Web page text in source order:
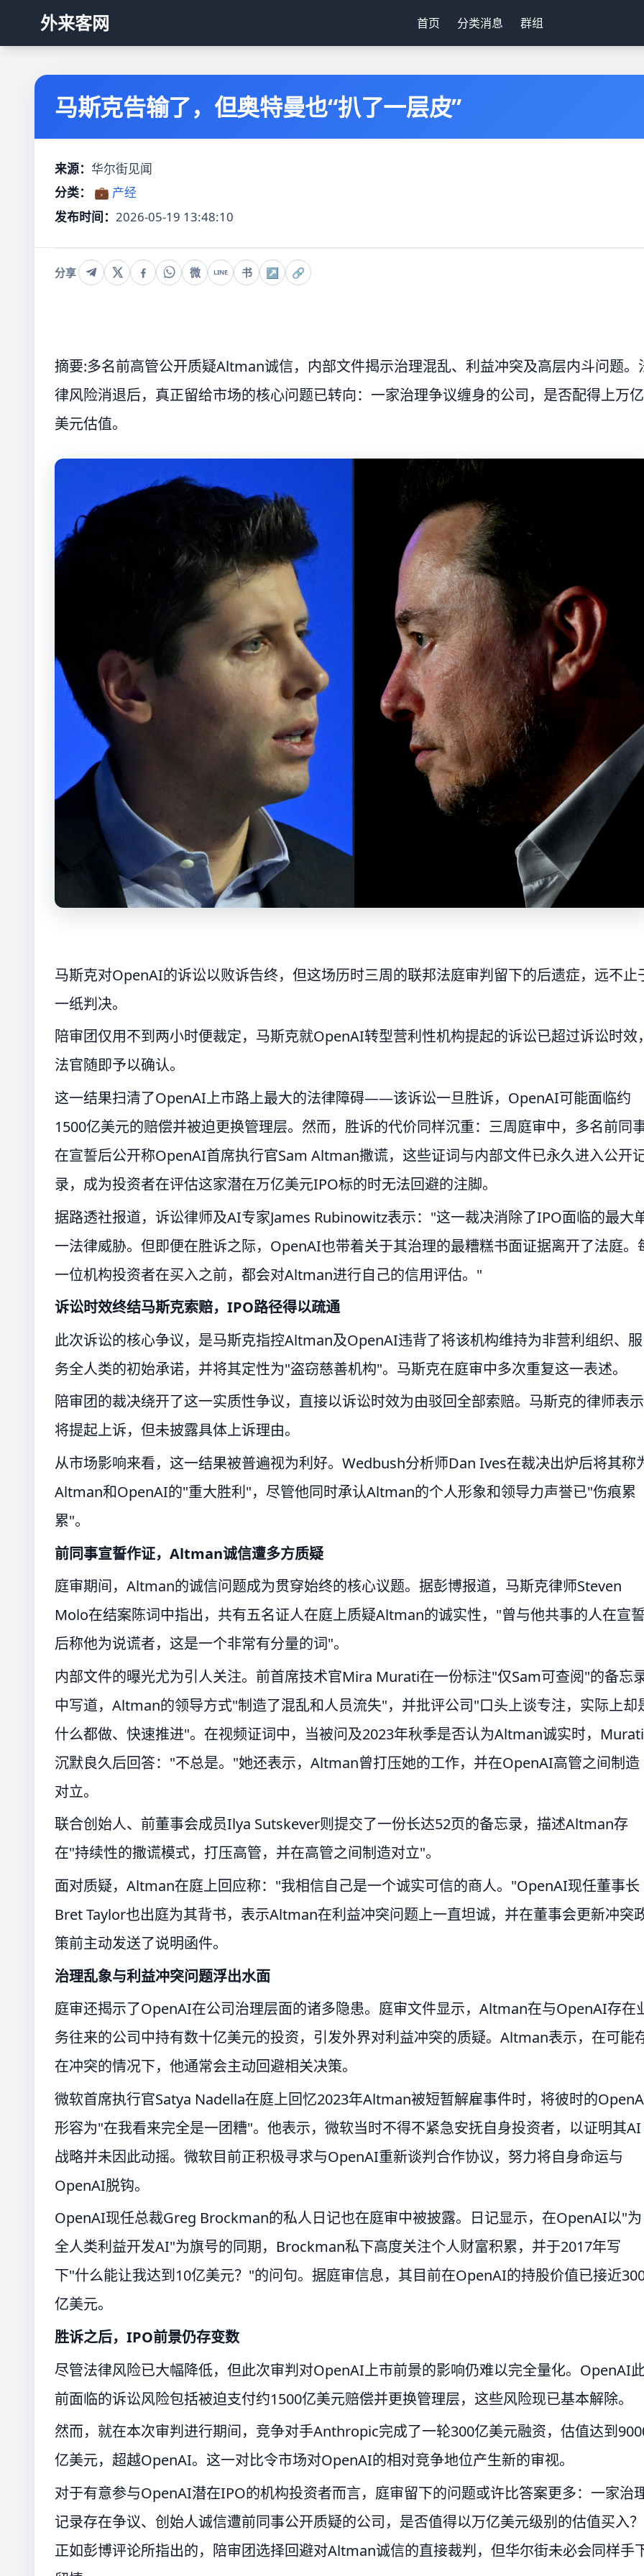
外来客网 首页 分类消息 群组
马斯克告输了，但奥特曼也“扒了一层皮”
来源： 华尔街见闻
分类：
💼 产经
发布时间： 2026-05-19 13:48:10
分享 微 LINE 书 ↗ 🔗
摘要:多名前高管公开质疑Altman诚信，内部文件揭示治理混乱、利益冲突及高层内斗问题。
律风险消退后，真正留给市场的核心问题已转向：一家治理争议缠身的公司，是否配得上万亿
美元估值。
马斯克对OpenAI的诉讼以败诉告终，但这场历时三周的联邦法庭审判留下的后遗症，远不止
一纸判决。
陪审团仅用不到两小时便裁定，马斯克就OpenAI转型营利性机构提起的诉讼已超过诉讼时效
法官随即予以确认。
这一结果扫清了OpenAI上市路上最大的法律障碍——该诉讼一旦胜诉，OpenAI可能面临约
1500亿美元的赔偿并被迫更换管理层。然而，胜诉的代价同样沉重：三周庭审中，多名前同
在宣誓后公开称OpenAI首席执行官Sam Altman撒谎，这些证词与内部文件已永久进入公开
录，成为投资者在评估这家潜在万亿美元IPO标的时无法回避的注脚。
据路透社报道，诉讼律师及AI专家James Rubinowitz表示："这一裁决消除了IPO面临的最大
一法律威胁。但即便在胜诉之际，OpenAI也带着关于其治理的最糟糕书面证据离开了法庭。
一位机构投资者在买入之前，都会对Altman进行自己的信用评估。"
诉讼时效终结马斯克索赔，IPO路径得以疏通
此次诉讼的核心争议，是马斯克指控Altman及OpenAI违背了将该机构维持为非营利组织、服
务全人类的初始承诺，并将其定性为"盗窃慈善机构"。马斯克在庭审中多次重复这一表述。
陪审团的裁决绕开了这一实质性争议，直接以诉讼时效为由驳回全部索赔。马斯克的律师表示
将提起上诉，但未披露具体上诉理由。
从市场影响来看，这一结果被普遍视为利好。Wedbush分析师Dan Ives在裁决出炉后将其称
Altman和OpenAI的"重大胜利"，尽管他同时承认Altman的个人形象和领导力声誉已"伤痕累
累"。
前同事宣誓作证，Altman诚信遭多方质疑
庭审期间，Altman的诚信问题成为贯穿始终的核心议题。据彭博报道，马斯克律师Steven
Molo在结案陈词中指出，共有五名证人在庭上质疑Altman的诚实性，"曾与他共事的人在宣
后称他为说谎者，这是一个非常有分量的词"。
内部文件的曝光尤为引人关注。前首席技术官Mira Murati在一份标注"仅Sam可查阅"的备忘
中写道，Altman的领导方式"制造了混乱和人员流失"，并批评公司"口头上谈专注，实际上却
什么都做、快速推进"。在视频证词中，当被问及2023年秋季是否认为Altman诚实时，Murati
沉默良久后回答："不总是。"她还表示，Altman曾打压她的工作，并在OpenAI高管之间制造
对立。
联合创始人、前董事会成员Ilya Sutskever则提交了一份长达52页的备忘录，描述Altman存
在"持续性的撒谎模式，打压高管，并在高管之间制造对立"。
面对质疑，Altman在庭上回应称："我相信自己是一个诚实可信的商人。"OpenAI现任董事长
Bret Taylor也出庭为其背书，表示Altman在利益冲突问题上一直坦诚，并在董事会更新冲突
策前主动发送了说明函件。
治理乱象与利益冲突问题浮出水面
庭审还揭示了OpenAI在公司治理层面的诸多隐患。庭审文件显示，Altman在与OpenAI存在
务往来的公司中持有数十亿美元的投资，引发外界对利益冲突的质疑。Altman表示，在可能
在冲突的情况下，他通常会主动回避相关决策。
微软首席执行官Satya Nadella在庭上回忆2023年Altman被短暂解雇事件时，将彼时的
形容为"在我看来完全是一团糟"。他表示，微软当时不得不紧急安抚自身投资者，以证明其AI
战略并未因此动摇。微软目前正积极寻求与OpenAI重新谈判合作协议，努力将自身命运与
OpenAI脱钩。
OpenAI现任总裁Greg Brockman的私人日记也在庭审中被披露。日记显示，在OpenAI以"为
全人类利益开发AI"为旗号的同期，Brockman私下高度关注个人财富积累，并于2017年写
下"什么能让我达到10亿美元？"的问句。据庭审信息，其目前在OpenAI的持股价值已接近
亿美元。
胜诉之后，IPO前景仍存变数
尽管法律风险已大幅降低，但此次审判对OpenAI上市前景的影响仍难以完全量化。OpenAI
前面临的诉讼风险包括被迫支付约1500亿美元赔偿并更换管理层，这些风险现已基本解除。
然而，就在本次审判进行期间，竞争对手Anthropic完成了一轮300亿美元融资，估值达到
亿美元，超越OpenAI。这一对比令市场对OpenAI的相对竞争地位产生新的审视。
对于有意参与OpenAI潜在IPO的机构投资者而言，庭审留下的问题或许比答案更多：一家治
记录存在争议、创始人诚信遭前同事公开质疑的公司，是否值得以万亿美元级别的估值买入？
正如彭博评论所指出的，陪审团选择回避对Altman诚信的直接裁判，但华尔街未必会同样手